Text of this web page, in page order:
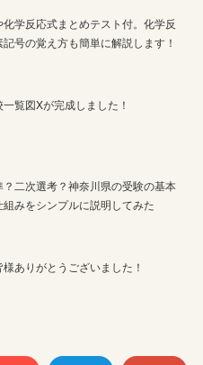
学反応式まとめテスト付。化学反
号の覚え方も簡単に解説します！
覧図Xが完成しました！
？二次選考？神奈川県の受験の基本
みをシンプルに説明してみた
ありがとうございました！